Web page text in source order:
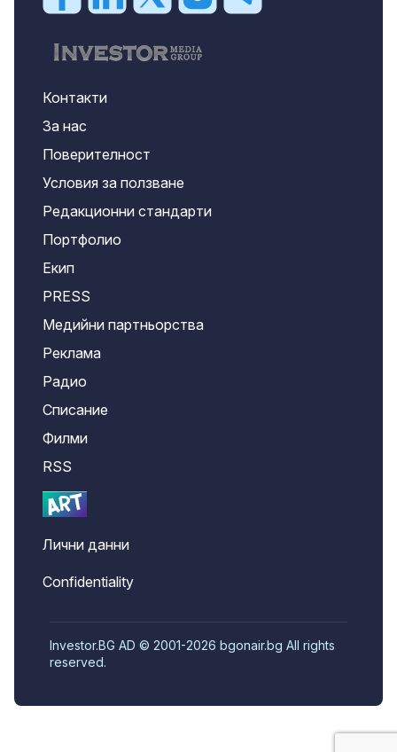
Контакти
За нас
Поверителност
Условия за ползване
Редакционни стандарти
Портфолио
Екип
PRESS
Медийни партньорства
Реклама
Радио
Списание
Филми
RSS
Лични данни
Confidentiality
Investor.BG AD © 2001-2026 bgonair.bg All rights
reserved.